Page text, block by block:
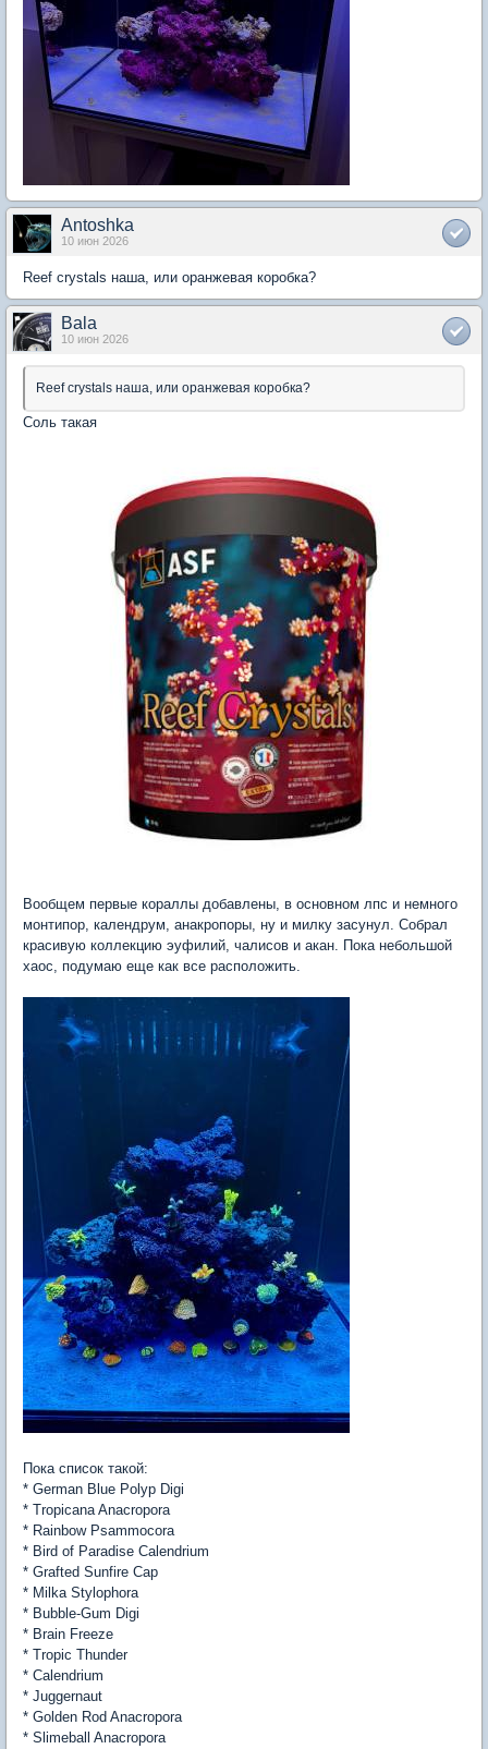
Antoshka
10 июн 2026
Reef crystals наша, или оранжевая коробка?
Bala
10 июн 2026
Reef crystals наша, или оранжевая коробка?
Соль такая
Вообщем первые кораллы добавлены, в основном лпс и немного
монтипор, календрум, анакропоры, ну и милку засунул. Собрал
красивую коллекцию эуфилий, чалисов и акан. Пока небольшой
хаос, подумаю еще как все расположить.
Пока список такой:
* German Blue Polyp Digi
* Tropicana Anacropora
* Rainbow Psammocora
* Bird of Paradise Calendrium
* Grafted Sunfire Cap
* Milka Stylophora
* Bubble-Gum Digi
* Brain Freeze
* Tropic Thunder
* Calendrium
* Juggernaut
* Golden Rod Anacropora
* Slimeball Anacropora